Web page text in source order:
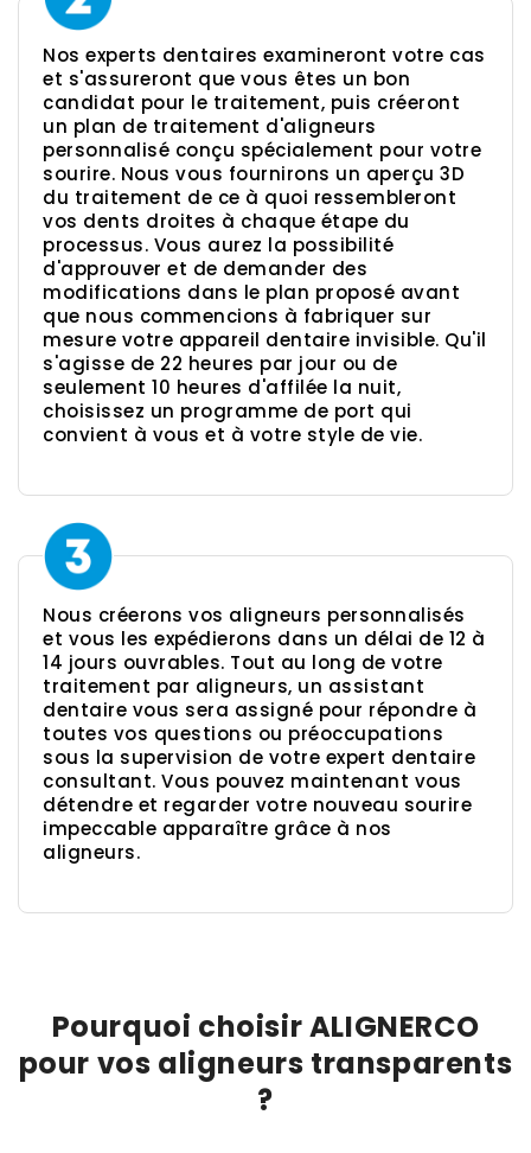
Nos experts dentaires examineront votre cas
et s'assureront que vous êtes un bon
candidat pour le traitement, puis créeront
un plan de traitement d'aligneurs
personnalisé conçu spécialement pour votre
sourire. Nous vous fournirons un aperçu 3D
du traitement de ce à quoi ressembleront
vos dents droites à chaque étape du
processus. Vous aurez la possibilité
d'approuver et de demander des
modifications dans le plan proposé avant
que nous commencions à fabriquer sur
mesure votre appareil dentaire invisible. Qu'il
s'agisse de 22 heures par jour ou de
seulement 10 heures d'affilée la nuit,
choisissez un programme de port qui
convient à vous et à votre style de vie.
Nous créerons vos aligneurs personnalisés
et vous les expédierons dans un délai de 12 à
14 jours ouvrables. Tout au long de votre
traitement par aligneurs, un assistant
dentaire vous sera assigné pour répondre à
toutes vos questions ou préoccupations
sous la supervision de votre expert dentaire
consultant. Vous pouvez maintenant vous
détendre et regarder votre nouveau sourire
impeccable apparaître grâce à nos
aligneurs.
Pourquoi choisir ALIGNERCO
pour vos aligneurs transparents
?